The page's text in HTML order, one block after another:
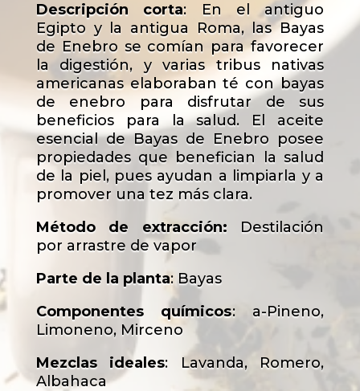
Descripción corta: En el antiguo
Egipto y la antigua Roma, las Bayas
de Enebro se comían para favorecer
la digestión, y varias tribus nativas
americanas elaboraban té con bayas
de enebro para disfrutar de sus
beneficios para la salud. El aceite
esencial de Bayas de Enebro posee
propiedades que benefician la salud
de la piel, pues ayudan a limpiarla y a
promover una tez más clara.
Método de extracción: Destilación
por arrastre de vapor
Parte de la planta: Bayas
Componentes químicos: a-Pineno,
Limoneno, Mirceno
Mezclas ideales: Lavanda, Romero,
Albahaca